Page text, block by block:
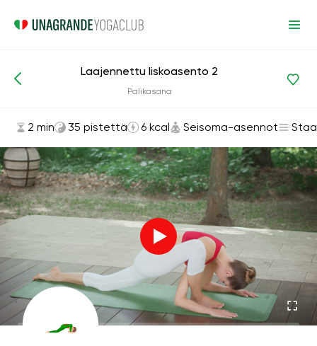
Asanat ja harjoitukset
Laajennettu liskoasento 2
Palikasana
2 min 35 pistettä 6 kcal Seisoma-asennot